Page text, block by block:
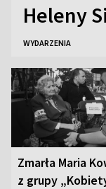
Heleny
WYDARZENIA
Zmarła Maria
z grupy